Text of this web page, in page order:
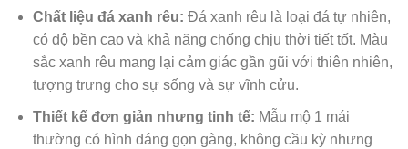
Chất liệu đá xanh rêu: Đá xanh rêu là loại đá tự nhiên,
có độ bền cao và khả năng chống chịu thời tiết tốt. Màu
sắc xanh rêu mang lại cảm giác gần gũi với thiên nhiên,
tượng trưng cho sự sống và sự vĩnh cửu.
Thiết kế đơn giản nhưng tinh tế: Mẫu mộ 1 mái
thường có hình dáng gọn gàng, không cầu kỳ nhưng